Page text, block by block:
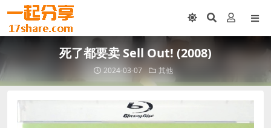
死了都要卖 Sell Out! (2008)
2024-03-07 其他